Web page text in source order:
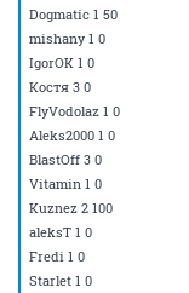
Dogmatic 1 50
mishany 1 0
IgorOK 1 0
Костя 3 0
FlyVodolaz 1 0
Aleks2000 1 0
BlastOff 3 0
Vitamin 1 0
Kuznez 2 100
aleksT 1 0
Fredi 1 0
Starlet 1 0